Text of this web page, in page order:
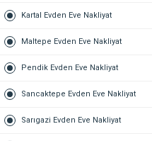
Kartal Evden Eve Nakliyat
Maltepe Evden Eve Nakliyat
Pendik Evden Eve Nakliyat
Sancaktepe Evden Eve Nakliyat
Sarıgazi Evden Eve Nakliyat